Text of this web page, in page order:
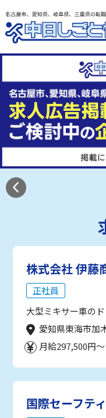
株式会社 伊藤
正社員
大型ミキサー車の
愛知県東海市加
月給297,500円～
国際セーフテ